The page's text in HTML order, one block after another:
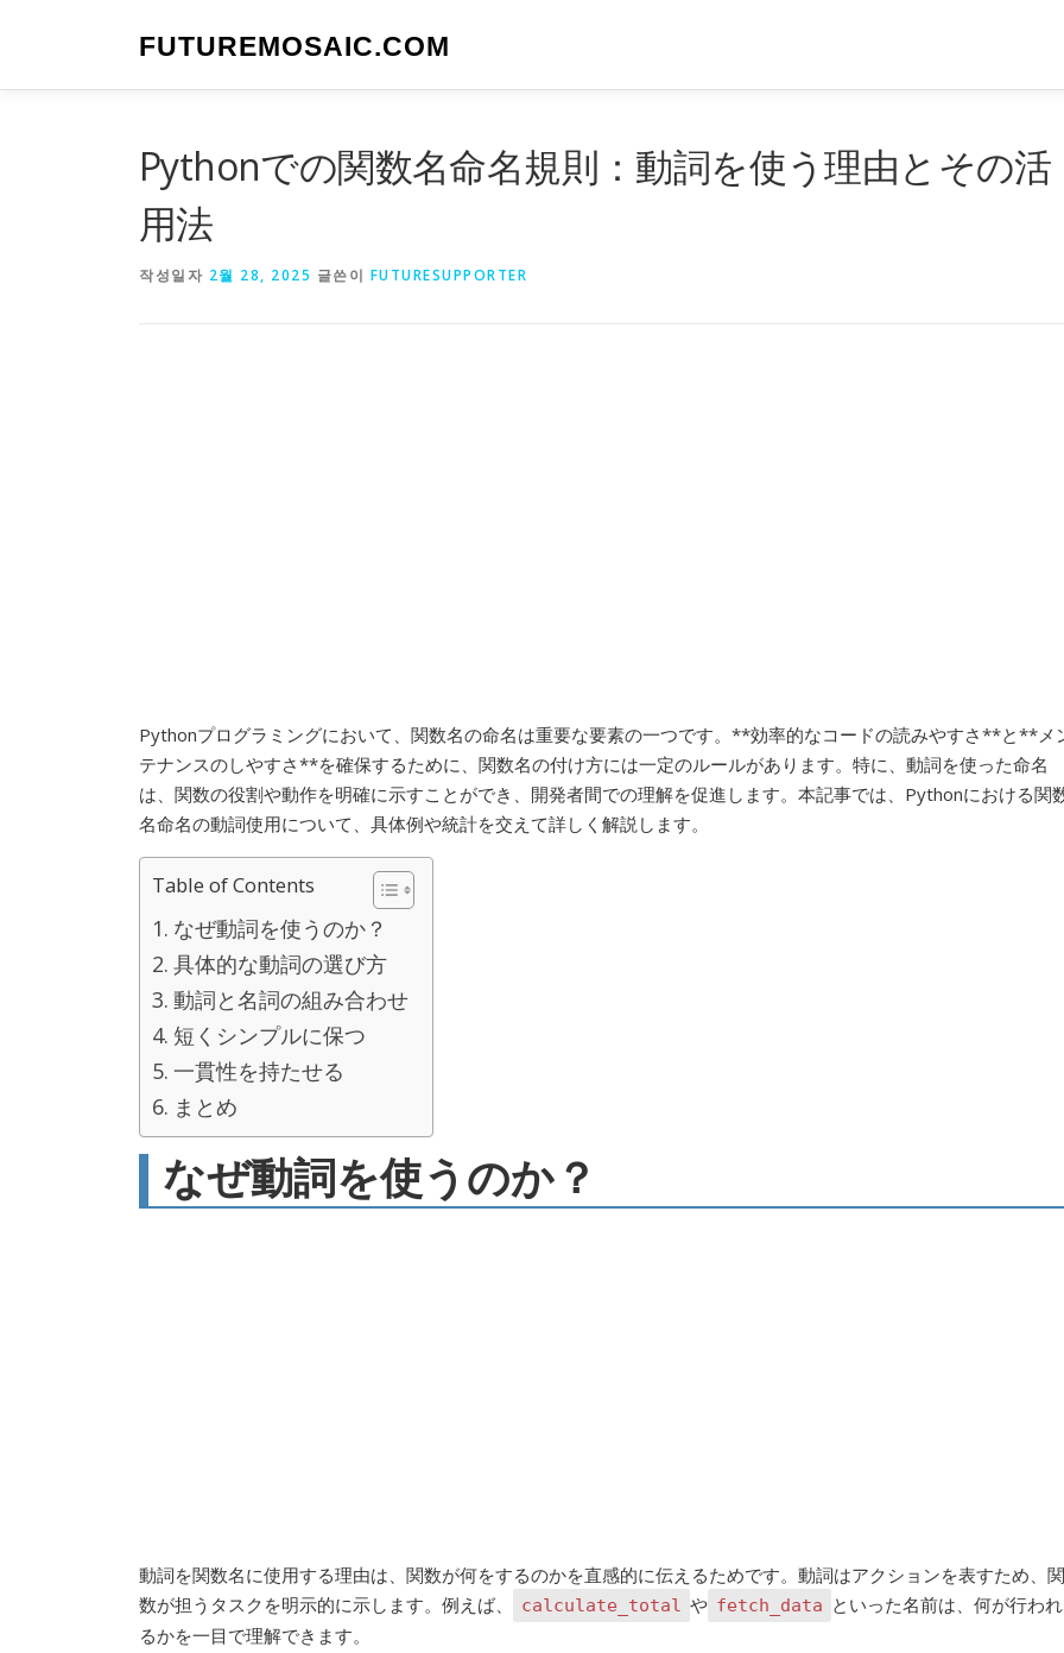
로
FUTUREMOSAIC.COM
Pythonでの関数名命名規則：動詞を使う理由とその活
用法
작성일자 2월 28, 2025 글쓴이 FUTURESUPPORTER
Pythonプログラミングにおいて、関数名の命名は重要な要素の一つです。**効率的なコードの読みやすさ**と**メ
テナンスのしやすさ**を確保するために、関数名の付け方には一定のルールがあります。特に、動詞を使った命名
は、関数の役割や動作を明確に示すことができ、開発者間での理解を促進します。本記事では、Pythonにおける関
名命名の動詞使用について、具体例や統計を交えて詳しく解説します。
Table of Contents
なぜ動詞を使うのか？
具体的な動詞の選び方
動詞と名詞の組み合わせ
短くシンプルに保つ
一貫性を持たせる
まとめ
なぜ動詞を使うのか？
動詞を関数名に使用する理由は、関数が何をするのかを直感的に伝えるためです。動詞はアクションを表すため、関
数が担うタスクを明示的に示します。例えば、
calculate_total や fetch_data といった名前は、何が行われ
るかを一目で理解できます。